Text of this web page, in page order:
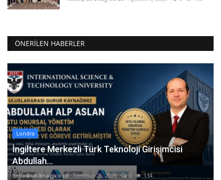
ÖNERILEN HABERLER
Londra
İngiltere Merkezli Türk Teknoloji Girişimcisi
Abdullah...
hello@uk4mag.co.uk Temmuz 25, 2026 0 134